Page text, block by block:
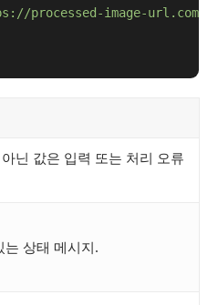
processed-image-url.com/
닌 값은 입력 또는 처리 오류
상태 메시지.